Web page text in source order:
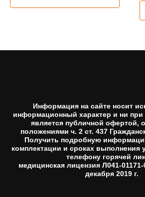
Информация на сайте носит
информационный характер и ни при
является публичной офертой,
положениями ч. 2 ст. 437
Получить подробную
комплектации и сроках выполнения
телефону горячей
медицинская лицензия Л041-01171-
декабря 2019 г.